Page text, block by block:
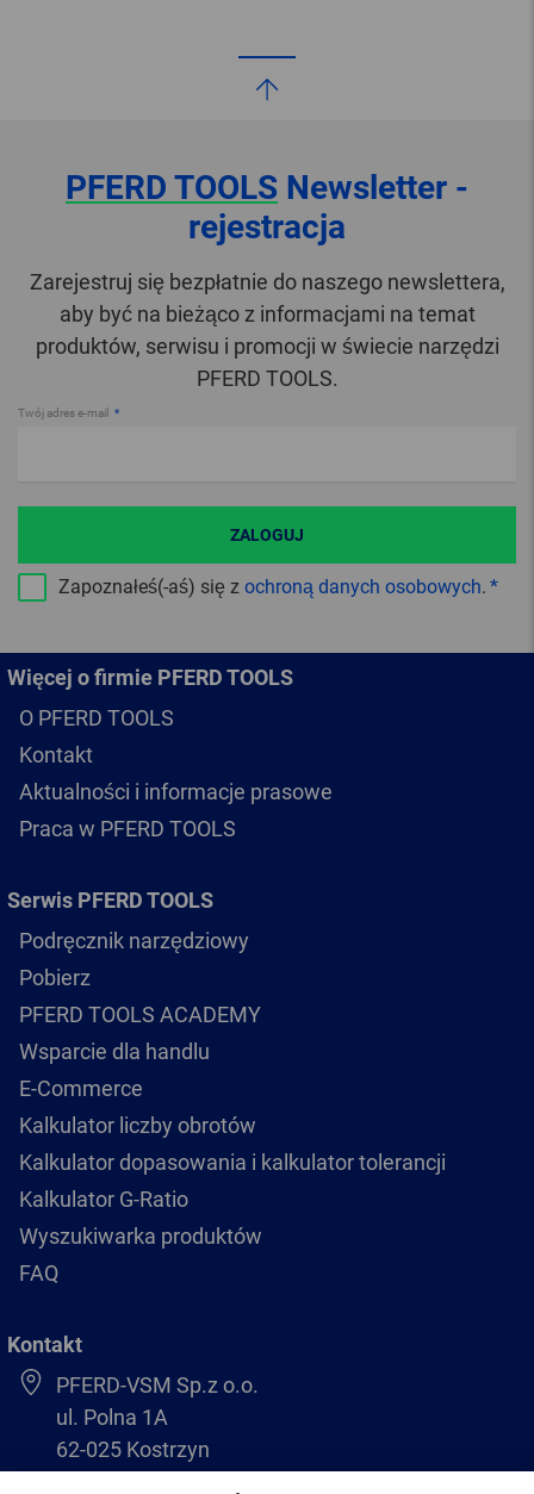
PFERD TOOLS Newsletter -
rejestracja
Zarejestruj się bezpłatnie do naszego newslettera,
aby być na bieżąco z informacjami na temat
produktów, serwisu i promocji w świecie narzędzi
PFERD TOOLS.
Twój adres e-mail
Zapoznałeś(-aś) się z ochroną danych osobowych.
ZALOGUJ
Więcej o firmie PFERD TOOLS
O PFERD TOOLS
Kontakt
Aktualności i informacje prasowe
Praca w PFERD TOOLS
Serwis PFERD TOOLS
Podręcznik narzędziowy
Pobierz
PFERD TOOLS ACADEMY
Wsparcie dla handlu
E-Commerce
Kalkulator liczby obrotów
Kalkulator dopasowania i kalkulator tolerancji
Kalkulator G-Ratio
Wyszukiwarka produktów
FAQ
Kontakt
PFERD-VSM Sp.z o.o.
ul. Polna 1A
62-025 Kostrzyn